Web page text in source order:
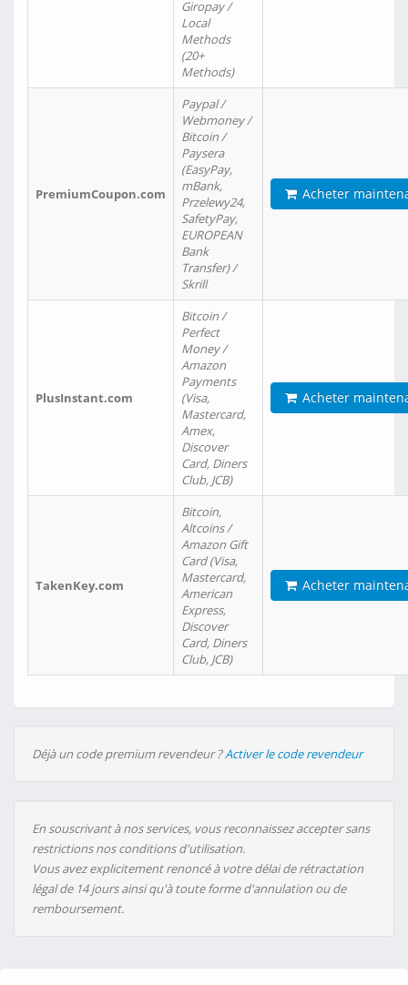
Giropay /
Local
Methods
(20+
Methods)
PremiumCoupon.com
Paypal /
Webmoney /
Bitcoin /
Paysera
(EasyPay,
mBank,
Przelewy24,
SafetyPay,
EUROPEAN
Bank
Transfer) /
Skrill
Acheter
PlusInstant.com
Bitcoin /
Perfect
Money /
Amazon
Payments
(Visa,
Mastercard,
Amex,
Discover
Card, Diners
Club, JCB)
Acheter
TakenKey.com
Bitcoin,
Altcoins /
Amazon Gift
Card (Visa,
Mastercard,
American
Express,
Discover
Card, Diners
Club, JCB)
Acheter
Déjà un code premium revendeur ?Activer le code revendeur
En souscrivant à nos services, vous reconnaissez accepter sans
restrictions nos conditions d'utilisation.
Vous avez explicitement renoncé à votre délai de rétractation
légal de 14 jours ainsi qu'à toute forme d'annulation ou de
remboursement.